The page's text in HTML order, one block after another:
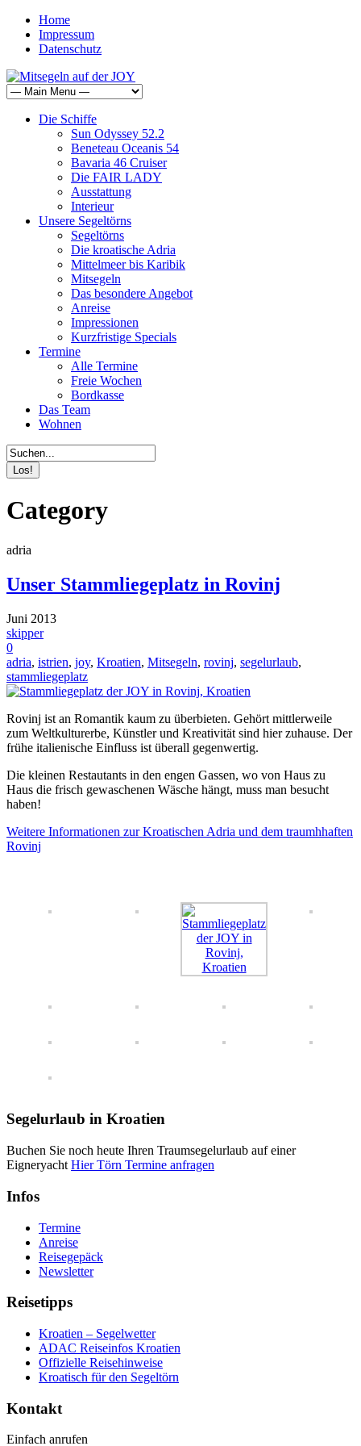
Home
Impressum
Datenschutz
Die Schiffe
Sun Odyssey 52.2
Beneteau Oceanis 54
Bavaria 46 Cruiser
Die FAIR LADY
Ausstattung
Interieur
Unsere Segeltörns
Segeltörns
Die kroatische Adria
Mittelmeer bis Karibik
Mitsegeln
Das besondere Angebot
Anreise
Impressionen
Kurzfristige Specials
Termine
Alle Termine
Freie Wochen
Bordkasse
Das Team
Wohnen
Category
adria
Unser Stammliegeplatz in Rovinj
Juni 2013
skipper
0
adria, istrien, joy, Kroatien, Mitsegeln, rovinj, segelurlaub,
stammliegeplatz
Rovinj ist an Romantik kaum zu überbieten. Gehört mittlerweile
zum Weltkulturerbe, Künstler und Kreativität sind hier zuhause. Der
frühe italienische Einfluss ist überall gegenwertig.
Die kleinen Restautants in den engen Gassen, wo von Haus zu
Haus die frisch gewaschenen Wäsche hängt, muss man besucht
haben!
Weitere Informationen zur Kroatischen Adria und dem traumhhaften
Rovinj
Segelurlaub in Kroatien
Buchen Sie noch heute Ihren Traumsegelurlaub auf einer
Eigneryacht Hier Törn Termine anfragen
Infos
Termine
Anreise
Reisegepäck
Newsletter
Reisetipps
Kroatien – Segelwetter
ADAC Reiseinfos Kroatien
Offizielle Reisehinweise
Kroatisch für den Segeltörn
Kontakt
Einfach anrufen